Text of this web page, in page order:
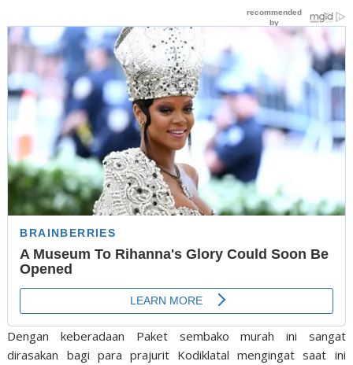
Dengan keberadaan Paket sembako murah ini sangat
dirasakan bagi para prajurit Kodiklatal mengingat saat ini